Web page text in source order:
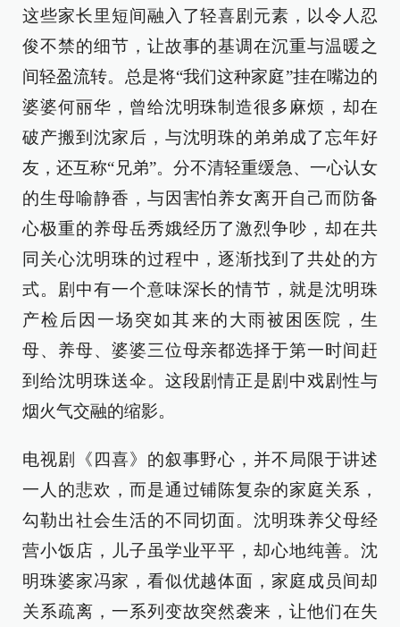
这些家长里短间融入了轻喜剧元素，以令人忍
俊不禁的细节，让故事的基调在沉重与温暖之
间轻盈流转。总是将“我们这种家庭”挂在嘴边的
婆婆何丽华，曾给沈明珠制造很多麻烦，却在
破产搬到沈家后，与沈明珠的弟弟成了忘年好
友，还互称“兄弟”。分不清轻重缓急、一心认女
的生母喻静香，与因害怕养女离开自己而防备
心极重的养母岳秀娥经历了激烈争吵，却在共
同关心沈明珠的过程中，逐渐找到了共处的方
式。剧中有一个意味深长的情节，就是沈明珠
产检后因一场突如其来的大雨被困医院，生
母、养母、婆婆三位母亲都选择于第一时间赶
到给沈明珠送伞。这段剧情正是剧中戏剧性与
烟火气交融的缩影。
电视剧《四喜》的叙事野心，并不局限于讲述
一人的悲欢，而是通过铺陈复杂的家庭关系，
勾勒出社会生活的不同切面。沈明珠养父母经
营小饭店，儿子虽学业平平，却心地纯善。沈
明珠婆家冯家，看似优越体面，家庭成员间却
关系疏离，一系列变故突然袭来，让他们在失